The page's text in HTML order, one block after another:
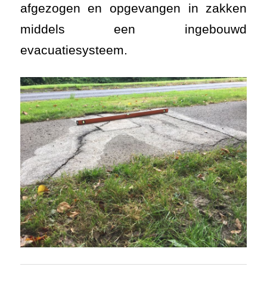
afgezogen en opgevangen in zakken
middels een ingebouwd
evacuatiesysteem.